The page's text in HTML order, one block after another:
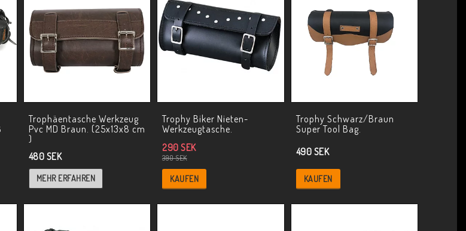
Trophäentasche Werkzeug
Pvc MD Braun. (25x13x8 cm
)
480 SEK
MEHR ERFAHREN
Trophy Biker Nieten-
Werkzeugtasche.
390 SEK
290 SEK
KAUFEN
Trophy Schwarz/Braun
Super Tool Bag.
490 SEK
KAUFEN